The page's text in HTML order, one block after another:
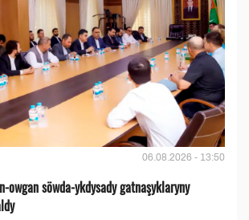
06.08.2026 - 13:50
owgan söwda-ykdysady gatnaşyklaryny